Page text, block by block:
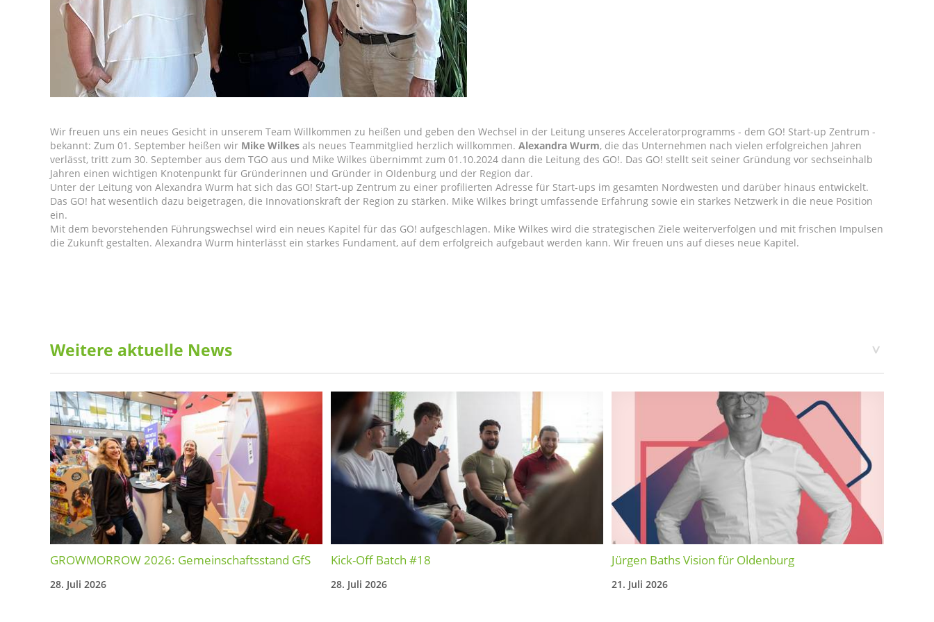
Wir freuen uns ein neues Gesicht in unserem Team Willkommen zu heißen und geben den Wechsel in der Leitung unseres Acceleratorprogramms - dem GO! Start-up Zentrum -
bekannt: Zum 01. September heißen wir Mike Wilkes als neues Teammitglied herzlich willkommen. Alexandra Wurm, die das Unternehmen nach vielen erfolgreichen Jahren
verlässt, tritt zum 30. September aus dem TGO aus und Mike Wilkes übernimmt zum 01.10.2024 dann die Leitung des GO!. Das GO! stellt seit seiner Gründung vor sechseinhalb
Jahren einen wichtigen Knotenpunkt für Gründerinnen und Gründer in OIdenburg und der Region dar.
Unter der Leitung von Alexandra Wurm hat sich das GO! Start-up Zentrum zu einer profilierten Adresse für Start-ups im gesamten Nordwesten und darüber hinaus entwickelt.
Das GO! hat wesentlich dazu beigetragen, die Innovationskraft der Region zu stärken. Mike Wilkes bringt umfassende Erfahrung sowie ein starkes Netzwerk in die neue Position
ein.
Mit dem bevorstehenden Führungswechsel wird ein neues Kapitel für das GO! aufgeschlagen. Mike Wilkes wird die strategischen Ziele weiterverfolgen und mit frischen Impulsen
die Zukunft gestalten. Alexandra Wurm hinterlässt ein starkes Fundament, auf dem erfolgreich aufgebaut werden kann. Wir freuen uns auf dieses neue Kapitel.
Weitere aktuelle News
GROWMORROW 2026: Gemeinschaftsstand GfS
28. Juli 2026
Kick-Off Batch #18
28. Juli 2026
Jürgen Baths Vision für Oldenburg
21. Juli 2026